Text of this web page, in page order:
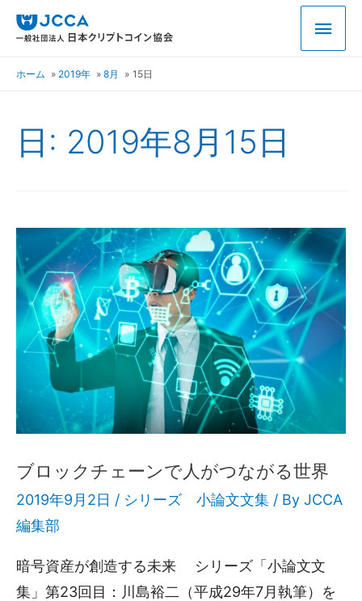
ホーム 2019年 8月 15日
日: 2019年8月15日
ブロックチェーンで人がつながる世界
2019年9月2日 / シリーズ 小論文文集 / By JCCA
編集部
暗号資産が創造する未来 シリーズ「小論文文
集」第23回目：川島裕二（平成29年7月執筆）を